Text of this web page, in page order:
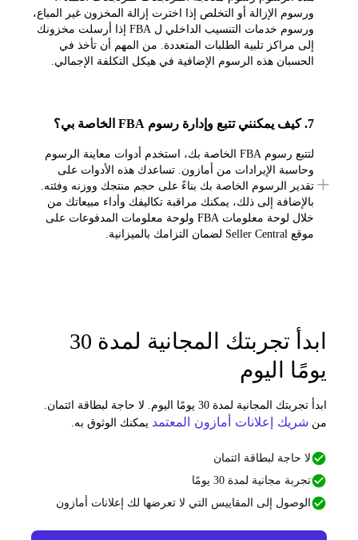
ورسوم الإزالة أو التخلص إذا اخترت إزالة المخزون غير المباع،
ورسوم خدمات التنسيب الداخلي ل FBA إذا أرسلت مخزونك
إلى مراكز تلبية الطلبات المتعددة. من المهم أن تأخذ في
الحسبان هذه الرسوم الإضافية في هيكل التكلفة الإجمالي.
لتتبع رسوم FBA الخاصة بك، استخدم أدوات معاينة الرسوم
وحاسبة الإيرادات من أمازون. تساعدك هذه الأدوات على
تقدير الرسوم الخاصة بك بناءً على حجم منتجك ووزنه وفئته.
بالإضافة إلى ذلك، يمكنك مراقبة تكاليفك وأداء مبيعاتك من
خلال لوحة معلومات FBA ولوحة معلومات المدفوعات على
ابدأ تجربتك المجانية لمدة 30
اليوم
ابدأ تجربتك المجانية لمدة 30 يومًا اليوم. لا حاجة لبطاقة ائتمان.
شريك إعلانات أمازون المعتمد يمكنك الوثوق به.
لا حاجة لبطاقة ائتمان
تجربة مجانية لمدة 30 يومًا
الوصول إلى المقاييس التي لا تعرضها لك إعلانات أمازون